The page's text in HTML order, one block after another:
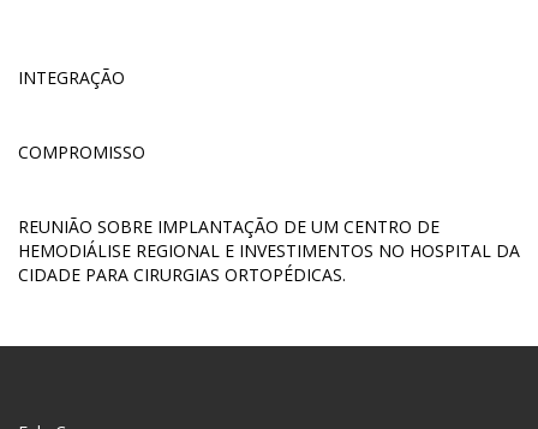
INTEGRAÇÃO
COMPROMISSO
REUNIÃO SOBRE IMPLANTAÇÃO DE UM CENTRO DE
HEMODIÁLISE REGIONAL E INVESTIMENTOS NO HOSPITAL DA
CIDADE PARA CIRURGIAS ORTOPÉDICAS.